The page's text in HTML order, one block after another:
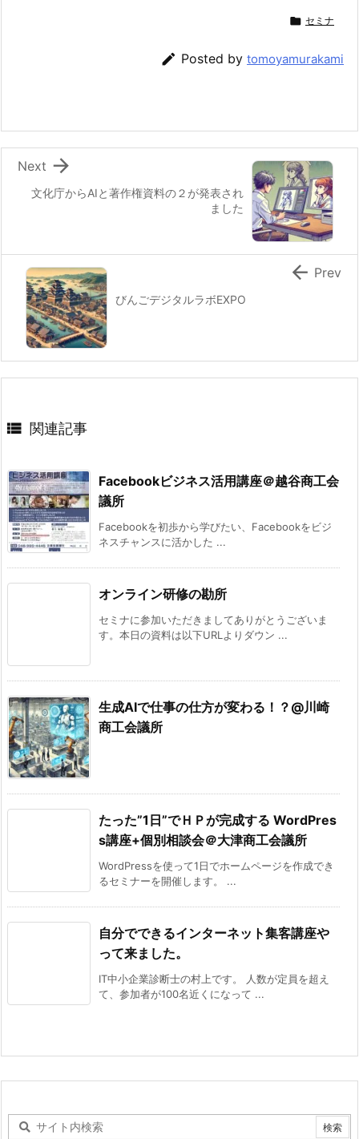
 セミナ
 Posted by tomoyamurakami
文化庁からAIと著作権資料の２が発表され
ました

Next
びんごデジタルラボEXPO
 Prev
 関連記事
Facebookビジネス活用講座＠越谷商工会
議所
Facebookを初歩から学びたい、Facebookをビジ
ネスチャンスに活かした ...
オンライン研修の勘所
セミナに参加いただきましてありがとうございま
す。本日の資料は以下URLよりダウン ...
生成AIで仕事の仕方が変わる！？@川崎
商工会議所
たった”1日”でＨＰが完成する WordPres
s講座+個別相談会＠大津商工会議所
WordPressを使って1日でホームページを作成でき
るセミナーを開催します。 ...
自分でできるインターネット集客講座や
って来ました。
IT中小企業診断士の村上です。 人数が定員を超え
て、参加者が100名近くになって ...